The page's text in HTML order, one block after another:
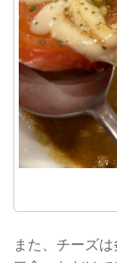
また、チーズ